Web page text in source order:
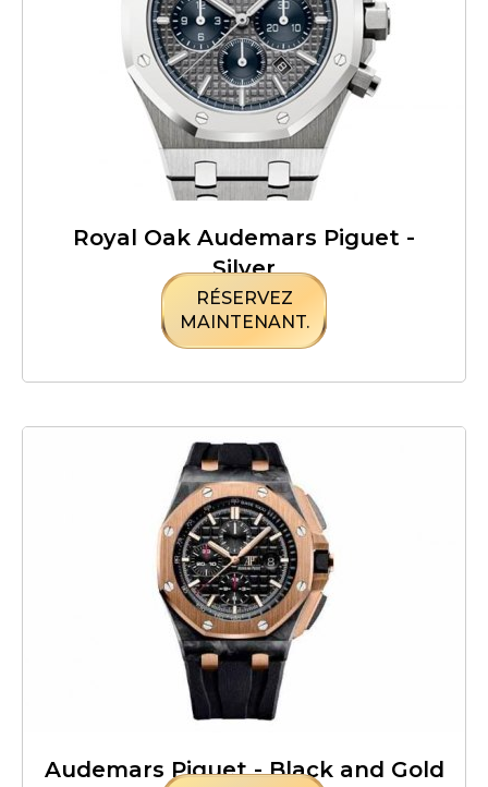
Royal Oak Audemars Piguet -
Silver
RÉSERVEZ
MAINTENANT.
Audemars Piguet - Black and Gold